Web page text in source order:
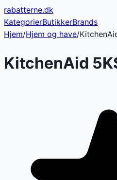
rabatterne.dk
KategorierButikkerBrands
Hjem/Hjem og have/
KitchenAid